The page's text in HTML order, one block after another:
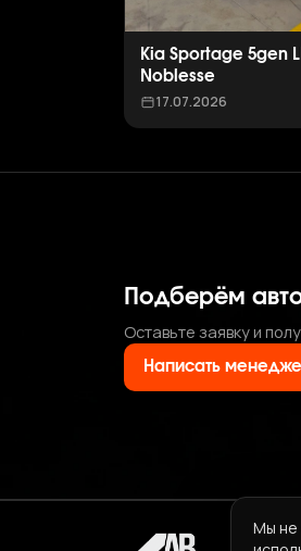
Kia Sportage 5gen
Noblesse
17.07.2026
Подберём
Оставьте заявку и
Написать
Мы не